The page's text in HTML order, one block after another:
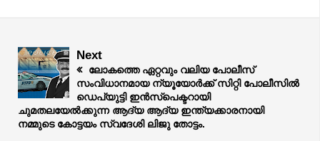
Next
ലോകത്തെ ഏറ്റവും വലിയ പോലീസ്
സംവിധാനമായ ന്യൂയോര്‍ക്ക് സിറ്റി പോലീസിൽ
ഡെപ്യുട്ടി ഇൻസ്‌പെക്ടറായി
ചുമതലയേൽക്കുന്ന ആദ്യ ആദ്യ ഇന്ത്യക്കാരനായി
നമ്മുടെ കോട്ടയം സ്വദേശി ലിജു തോട്ടം.